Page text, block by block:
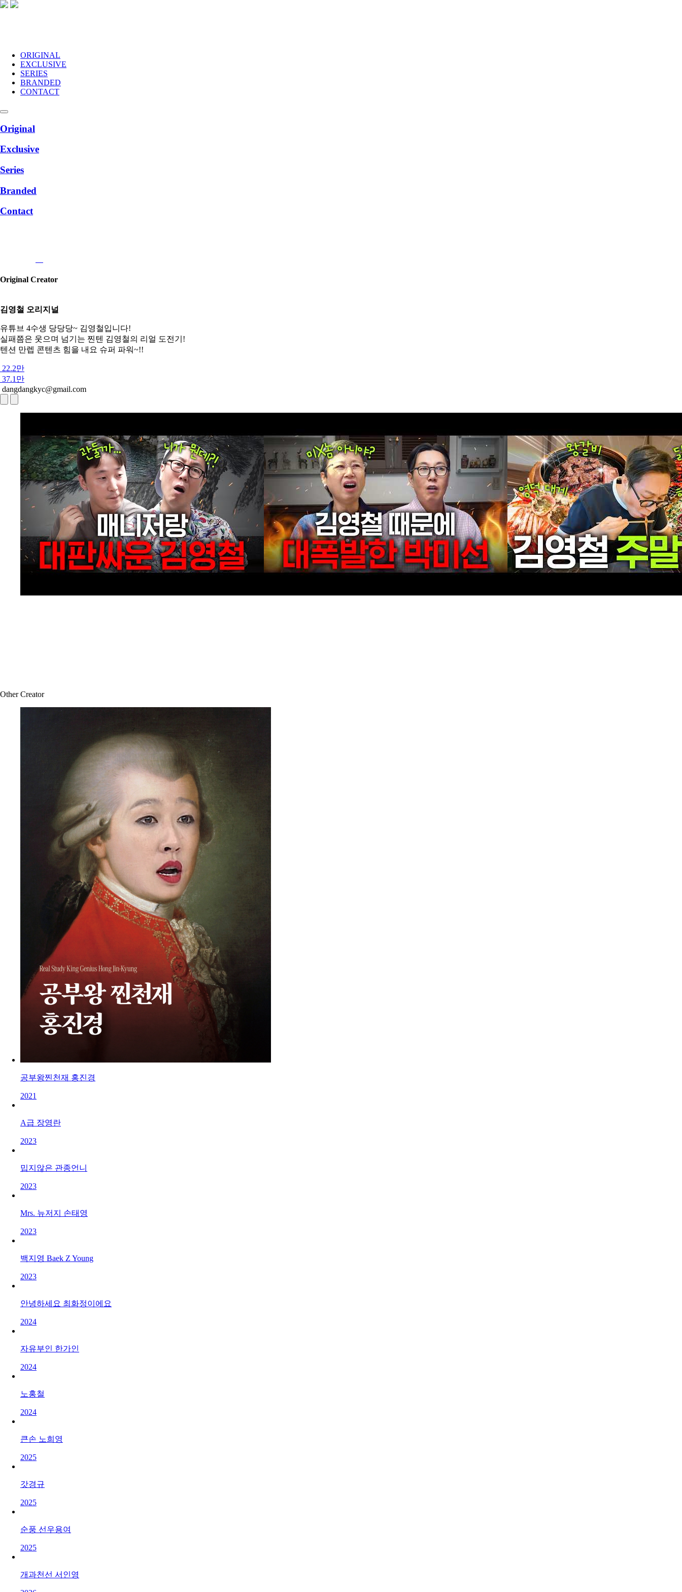
ORIGINAL
EXCLUSIVE
SERIES
BRANDED
CONTACT
Original
Exclusive
Series
Branded
Contact
Original Creator
김영철 오리지널
유튜브 4수생 당당당~ 김영철입니다!
실패쯤은 웃으며 넘기는 찐텐 김영철의 리얼 도전기!
텐션 만렙 콘텐츠 힘을 내요 슈퍼 파워~!!
22.2만
37.1만
dangdangkyc@gmail.com
Other Creator
공부왕찐천재 홍진경
2021
A급 장영란
2023
밉지않은 관종언니
2023
Mrs. 뉴저지 손태영
2023
백지영 Baek Z Young
2023
안녕하세요 최화정이에요
2024
자유부인 한가인
2024
노홍철
2024
큰손 노희영
2025
갓경규
2025
순풍 선우용여
2025
개과천선 서인영